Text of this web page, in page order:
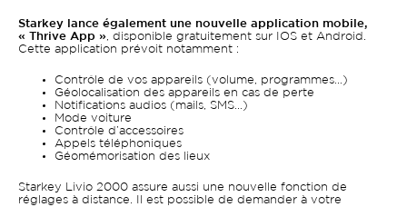
Starkey lance également une nouvelle application mobile,
« Thrive App » , disponible gratuitement sur IOS et Android.
Cette application prévoit notamment :
Contrôle de vos appareils (volume, programmes…)
Géolocalisation des appareils en cas de perte
Notifications audios (mails, SMS…)
Mode voiture
Contrôle d’accessoires
Appels téléphoniques
Géomémorisation des lieux
Starkey Livio 2000 assure aussi une nouvelle fonction de
réglages à distance. Il est possible de demander à votre